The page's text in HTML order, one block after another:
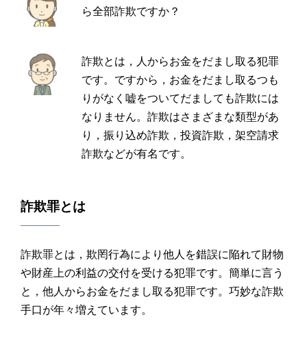
ら全部詐欺ですか？
詐欺とは，人からお金をだまし取る犯罪
です。ですから，お金をだまし取るつも
りがなく嘘をついてだましても詐欺には
なりません。詐欺はさまざまな類型があ
り，振り込め詐欺，投資詐欺，架空請求
詐欺などが有名です。
詐欺罪とは
詐欺罪とは，欺罔行為により他人を錯誤に陥れて財物
や財産上の利益の交付を受ける犯罪です。簡単に言う
と，他人からお金をだまし取る犯罪です。巧妙な詐欺
手口が年々増えています。